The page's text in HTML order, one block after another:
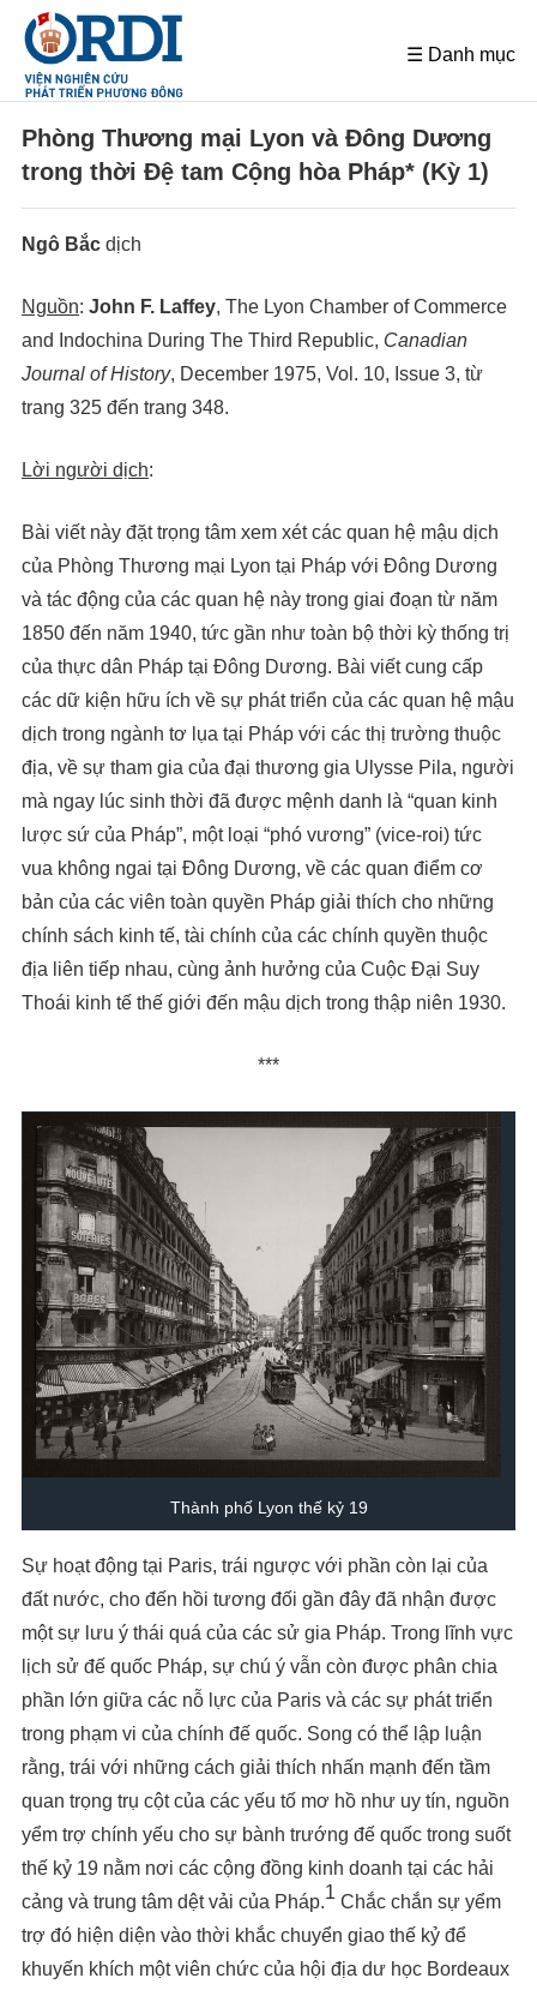
☰ Danh mục
Phòng Thương mại Lyon và Đông Dương
trong thời Đệ tam Cộng hòa Pháp* (Kỳ 1)
Ngô Bắc dịch
Nguồn: John F. Laffey, The Lyon Chamber of Commerce
and Indochina During The Third Republic, Canadian
Journal of History, December 1975, Vol. 10, Issue 3, từ
trang 325 đến trang 348.
Lời người dịch:
Bài viết này đặt trọng tâm xem xét các quan hệ mậu dịch
của Phòng Thương mại Lyon tại Pháp với Đông Dương
và tác động của các quan hệ này trong giai đoạn từ năm
1850 đến năm 1940, tức gần như toàn bộ thời kỳ thống trị
của thực dân Pháp tại Đông Dương. Bài viết cung cấp
các dữ kiện hữu ích về sự phát triển của các quan hệ mậu
dịch trong ngành tơ lụa tại Pháp với các thị trường thuộc
địa, về sự tham gia của đại thương gia Ulysse Pila, người
mà ngay lúc sinh thời đã được mệnh danh là “quan kinh
lược sứ của Pháp”, một loại “phó vương” (vice-roi) tức
vua không ngai tại Đông Dương, về các quan điểm cơ
bản của các viên toàn quyền Pháp giải thích cho những
chính sách kinh tế, tài chính của các chính quyền thuộc
địa liên tiếp nhau, cùng ảnh hưởng của Cuộc Đại Suy
Thoái kinh tế thế giới đến mậu dịch trong thập niên 1930.
***
Thành phố Lyon thế kỷ 19
Sự hoạt động tại Paris, trái ngược với phần còn lại của
đất nước, cho đến hồi tương đối gần đây đã nhận được
một sự lưu ý thái quá của các sử gia Pháp. Trong lĩnh vực
lịch sử đế quốc Pháp, sự chú ý vẫn còn được phân chia
phần lớn giữa các nỗ lực của Paris và các sự phát triển
trong phạm vi của chính đế quốc. Song có thể lập luận
rằng, trái với những cách giải thích nhấn mạnh đến tầm
quan trọng trụ cột của các yếu tố mơ hồ như uy tín, nguồn
yểm trợ chính yếu cho sự bành trướng đế quốc trong suốt
thế kỷ 19 nằm nơi các cộng đồng kinh doanh tại các hải
cảng và trung tâm dệt vải của Pháp.1 Chắc chắn sự yểm
trợ đó hiện diện vào thời khắc chuyển giao thế kỷ để
khuyến khích một viên chức của hội địa dư học Bordeaux